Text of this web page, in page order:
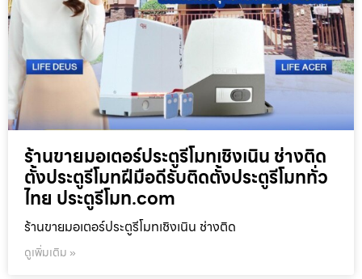
ร้านขายมอเตอร์ประตูรีโมทเชิงเนิน ช่างติด
ตั้งประตูรีโมทฝีมือดีรับติดตั้งประตูรีโมททั่ว
ไทย ประตูรีโมท.com
ร้านขายมอเตอร์ประตูรีโมทเชิงเนิน ช่างติด
ดูเพิ่มเติม »